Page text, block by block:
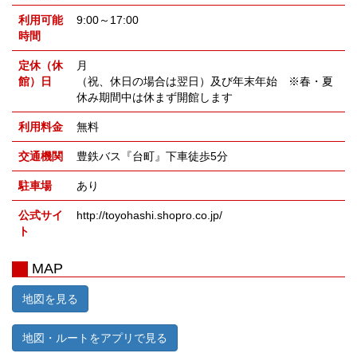
利用可能
時間
9:00～17:00
定休（休
館）日
月
（祝、休日の場合は翌日）及び年末年始 ※春・夏
休み期間中は休まず開館します
利用料金 無料
交通機関 豊鉄バス『台町』下車徒歩5分
駐車場 あり
公式サイ
ト
http://toyohashi.shopro.co.jp/
MAP
地図を見る
地図・ルートをアプリで見る